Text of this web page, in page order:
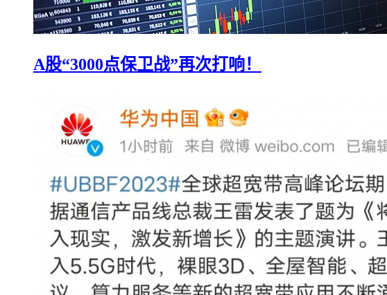
A股“3000点保卫战”再次打响！